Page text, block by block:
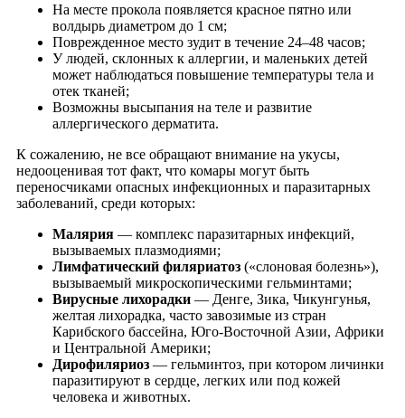
На месте прокола появляется красное пятно или
волдырь диаметром до 1 см;
Поврежденное место зудит в течение 24–48 часов;
У людей, склонных к аллергии, и маленьких детей
может наблюдаться повышение температуры тела и
отек тканей;
Возможны высыпания на теле и развитие
аллергического дерматита.
К сожалению, не все обращают внимание на укусы,
недооценивая тот факт, что комары могут быть
переносчиками опасных инфекционных и паразитарных
заболеваний, среди которых:
Малярия — комплекс паразитарных инфекций,
вызываемых плазмодиями;
Лимфатический филяриатоз («слоновая болезнь»),
вызываемый микроскопическими гельминтами;
Вирусные лихорадки — Денге, Зика, Чикунгунья,
желтая лихорадка, часто завозимые из стран
Карибского бассейна, Юго-Восточной Азии, Африки
и Центральной Америки;
Дирофиляриоз — гельминтоз, при котором личинки
паразитируют в сердце, легких или под кожей
человека и животных.